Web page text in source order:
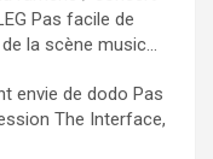
Pas facile de
la scène music...
envie de dodo Pas
The Interface,